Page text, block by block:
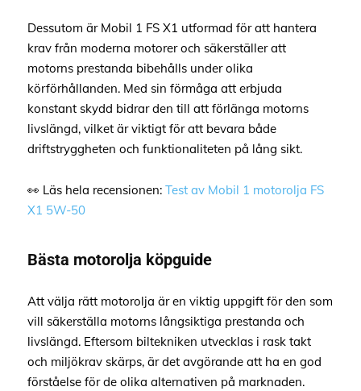
Dessutom är Mobil 1 FS X1 utformad för att hantera
krav från moderna motorer och säkerställer att
motorns prestanda bibehålls under olika
körförhållanden. Med sin förmåga att erbjuda
konstant skydd bidrar den till att förlänga motorns
livslängd, vilket är viktigt för att bevara både
driftstryggheten och funktionaliteten på lång sikt.
👀 Läs hela recensionen: Test av Mobil 1 motorolja FS
X1 5W-50
Bästa motorolja köpguide
Att välja rätt motorolja är en viktig uppgift för den som
vill säkerställa motorns långsiktiga prestanda och
livslängd. Eftersom biltekniken utvecklas i rask takt
och miljökrav skärps, är det avgörande att ha en god
förståelse för de olika alternativen på marknaden.